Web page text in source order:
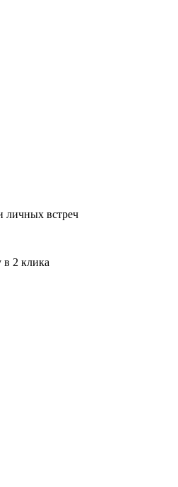
личных встреч
в 2 клика